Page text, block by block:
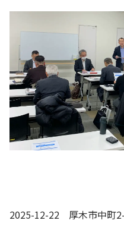
2025-12-22 厚木市中町